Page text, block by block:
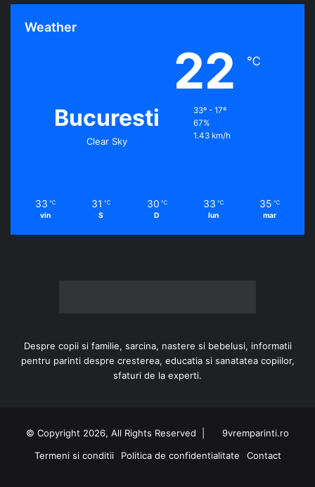
Weather
Bucuresti
Clear Sky
22 ℃
33º - 17º
67%
1.43 km/h
33 ℃
vin
31 ℃
S
30 ℃
D
33 ℃
lun
35 ℃
mar
Despre copii si familie, sarcina, nastere si bebelusi, informatii
pentru parinti despre cresterea, educatia si sanatatea copiilor,
sfaturi de la experti.
© Copyright 2026, All Rights Reserved |
9vremparinti.ro
Termeni si conditii
Politica de confidentialitate Contact